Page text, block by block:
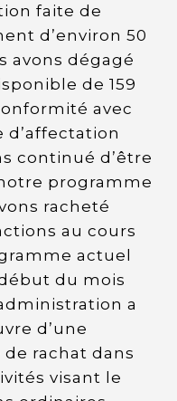
faite de
d’environ 50
avons dégagé
de 159
avec
continué d’être
programme
racheté
au cours
actuel
du mois
a
d’une
rachat dans
visant le